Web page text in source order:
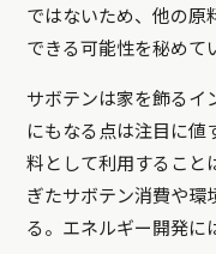
ではないため、他の原
できる可能性を秘めて
サボテンは家を飾るイ
にもなる点は注目に値
料として利用すること
ぎたサボテン消費や環
る。エネルギー開発に